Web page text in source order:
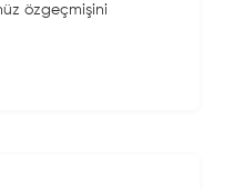
özgeçmişini